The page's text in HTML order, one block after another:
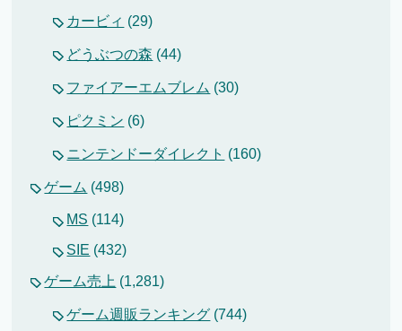
カービィ (29)
どうぶつの森 (44)
ファイアーエムブレム (30)
ピクミン (6)
ニンテンドーダイレクト (160)
ゲーム (498)
MS (114)
SIE (432)
ゲーム売上 (1,281)
ゲーム週販ランキング (744)